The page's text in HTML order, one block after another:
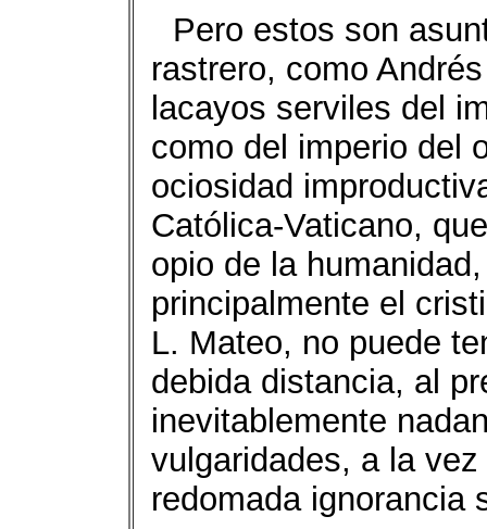
Pero estos son
rastrero, como
lacayos serviles del
como del imperio del
ociosidad
Católica-Vaticano,
opio de la
principalmente el
L. Mateo, no puede
debida distancia, al
inevitablemente
vulgaridades, a la
redomada ignorancia